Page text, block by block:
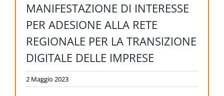
MANIFESTAZIONE DI INTERESSE
PER ADESIONE ALLA RETE
REGIONALE PER LA TRANSIZIONE
DIGITALE DELLE IMPRESE
2 Maggio 2023